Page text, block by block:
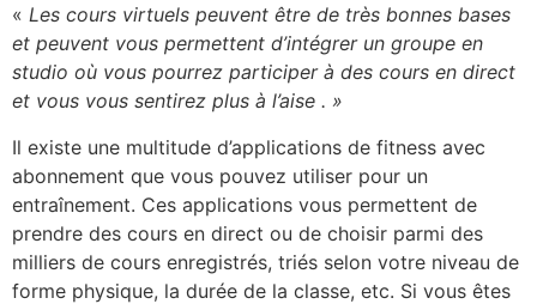
« Les cours virtuels peuvent être de très bonnes bases
et peuvent vous permettent d’intégrer un groupe en
studio où vous pourrez participer à des cours en direct
et vous vous sentirez plus à l’aise . »
Il existe une multitude d’applications de fitness avec
abonnement que vous pouvez utiliser pour un
entraînement. Ces applications vous permettent de
prendre des cours en direct ou de choisir parmi des
milliers de cours enregistrés, triés selon votre niveau de
forme physique, la durée de la classe, etc. Si vous êtes